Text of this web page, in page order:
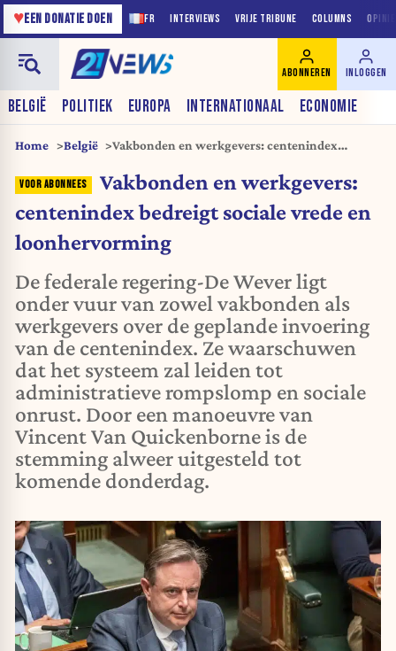
FR INTERVIEWS VRIJE TRIBUNE COLUMNS
♥EEN DONATIE DOEN
BELGIË POLITIEK EUROPA INTERNATIONAAL ECONOMIE
ABONNEREN INLOGGEN
Home België
Vakbonden en werkgevers: centenindex
Vakbonden en werkgevers:
centenindex bedreigt sociale vrede en
loonhervorming
De federale regering-De Wever ligt
onder vuur van zowel vakbonden als
werkgevers over de geplande invoering
van de centenindex. Ze waarschuwen
dat het systeem zal leiden tot
administratieve rompslomp en sociale
onrust. Door een manoeuvre van
Vincent Van Quickenborne is de
stemming alweer uitgesteld tot
komende donderdag.